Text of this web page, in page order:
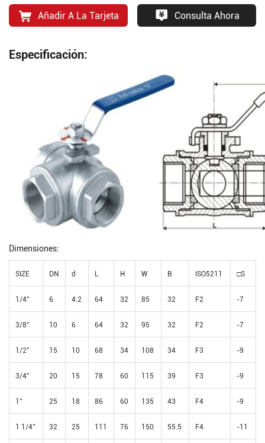
Añadir A La Tarjeta Consulta Ahora
Especificación:
Dimensiones:
SIZE DN d L H W B ISO5211 □S
1/4’’ 6 4.2 64 32 85 32 F2 -7
3/8’’ 10 6 64 32 95 32 F2 -7
1/2’’ 15 10 68 34 108 34 F3 -9
3/4’’ 20 15 78 60 115 39 F3 -9
1’’ 25 18 86 60 135 43 F4 -9
1 1/4’’ 32 25 111 76 150 55.5 F4 -11